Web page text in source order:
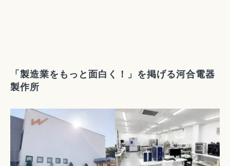
「製造業をもっと面白く！」を掲げる河合電器
製作所